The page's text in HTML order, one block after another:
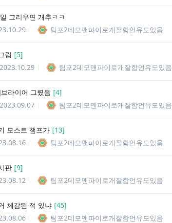
그리우면 개추ㅋㅋ
팀포2데모맨파이로개잘함언유도있음
림 [5]
2023.10.29 팀포2데모맨파이로개잘함언유도있음
라이어 그렸음 [4]
2023.09.07 팀포2데모맨파이로개잘함언유도있음
모스트 챔프가 [13]
팀포2데모맨파이로개잘함언유도있음
판 [9]
팀포2데모맨파이로개잘함언유도있음
체감된 적 있냐 [45]
팀포2데모맨파이로개잘함언유도있음